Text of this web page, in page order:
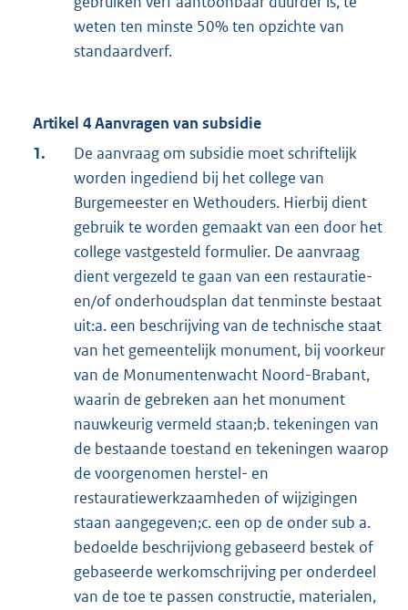
weten ten minste 50% ten opzichte van
standaardverf.
Artikel 4 Aanvragen van subsidie
1.
De aanvraag om subsidie moet schriftelijk
worden ingediend bij het college van
Burgemeester en Wethouders. Hierbij dient
gebruik te worden gemaakt van een door het
college vastgesteld formulier. De aanvraag
dient vergezeld te gaan van een restauratie-
en/of onderhoudsplan dat tenminste bestaat
uit:a. een beschrijving van de technische staat
van het gemeentelijk monument, bij voorkeur
van de Monumentenwacht Noord-Brabant,
waarin de gebreken aan het monument
nauwkeurig vermeld staan;b. tekeningen van
de bestaande toestand en tekeningen waarop
de voorgenomen herstel- en
restauratiewerkzaamheden of wijzigingen
staan aangegeven;c. een op de onder sub a.
bedoelde beschrijviong gebaseerd bestek of
gebaseerde werkomschrijving per onderdeel
van de toe te passen constructie, materialen,